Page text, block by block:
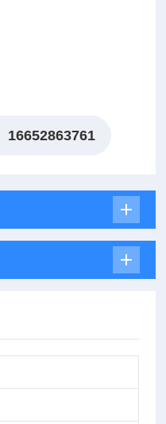
16652863761